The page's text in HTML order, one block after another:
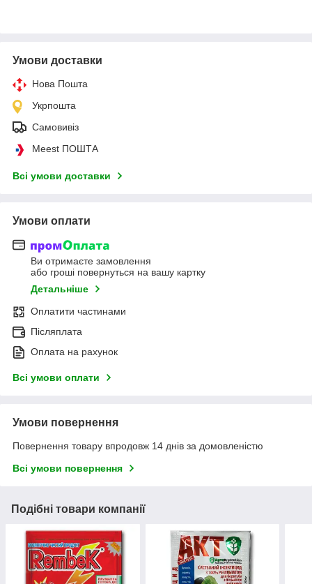
Умови доставки
Нова Пошта
Укрпошта
Самовивіз
Meest ПОШТА
Всі умови доставки
Умови оплати
Ви отримаєте замовлення
або гроші повернуться на вашу картку
Детальніше
Оплатити частинами
Післяплата
Оплата на рахунок
Всі умови оплати
Умови повернення
Повернення товару впродовж 14 днів за домовленістю
Всі умови повернення
Подібні товари компанії